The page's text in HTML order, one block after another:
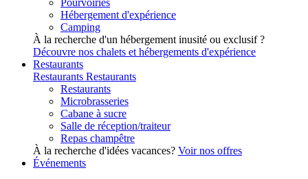
Hébergement d'expérience
Camping
À la recherche d'un hébergement inusité ou exclusif ?
Découvre nos chalets et hébergements d'expérience
Restaurants
Restaurants Restaurants
Restaurants
Microbrasseries
Cabane à sucre
Salle de réception/traiteur
Repas champêtre
À la recherche d'idées vacances? Voir nos offres
Événements